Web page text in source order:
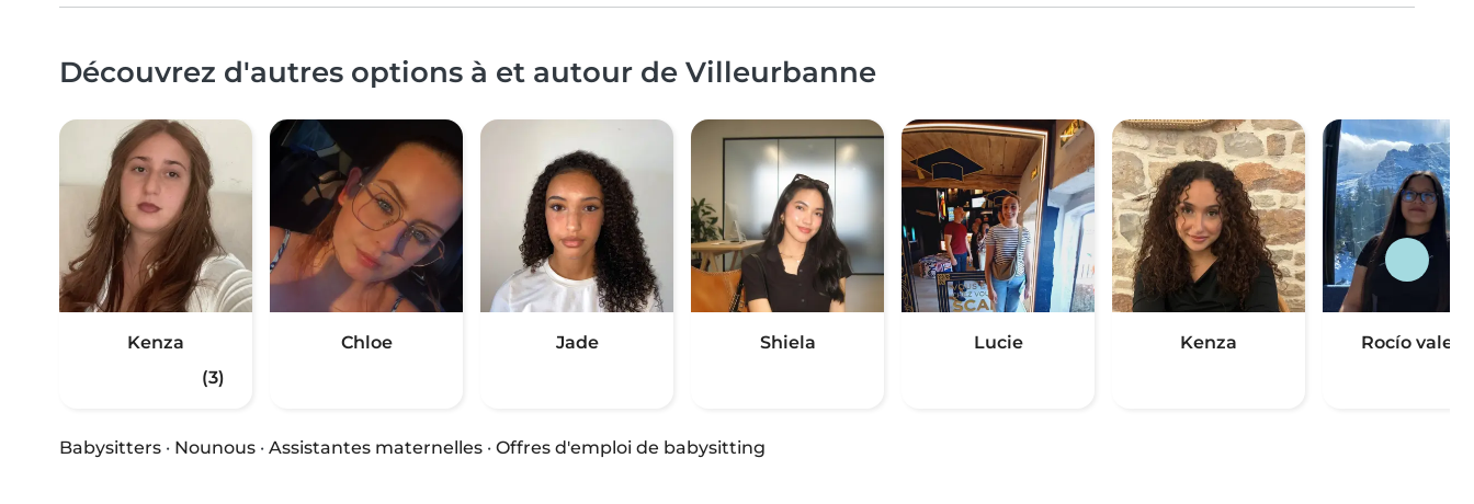
Découvrez d'autres options à et autour de Villeurbanne
Kenza
(3)
Chloe Jade Shiela Lucie Kenza Rocío
Babysitters · Nounous · Assistantes maternelles · Offres d'emploi de babysitting